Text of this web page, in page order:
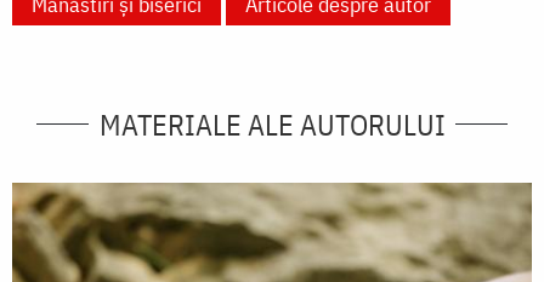
MATERIALE ALE AUTORULUI